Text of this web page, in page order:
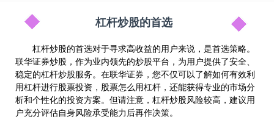
杠杆炒股的首选
杠杆炒股的首选对于寻求高收益的用户来说，是首选策略。
联华证券炒股，作为业内领先的炒股平台，为用户提供了安全、
稳定的杠杆炒股服务。在联华证券，您不仅可以了解如何有效利
用杠杆进行股票投资，股票怎么用杠杆，还能获得专业的市场分
析和个性化的投资方案。但请注意，杠杆炒股风险较高，建议用
户充分评估自身风险承受能力后再作决策。